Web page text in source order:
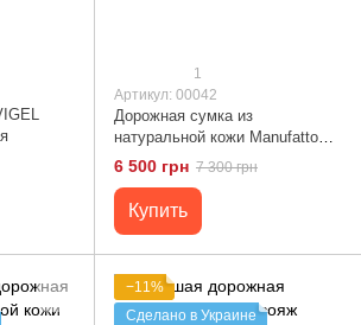
1
Артикул: 00042
Дорожная сумка из
натуральной кожи Manufatto
00042
6 500 грн 7 300 грн
Купить
−11%
Сделано в Украине